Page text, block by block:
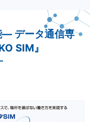
― データ通信専
SIM』